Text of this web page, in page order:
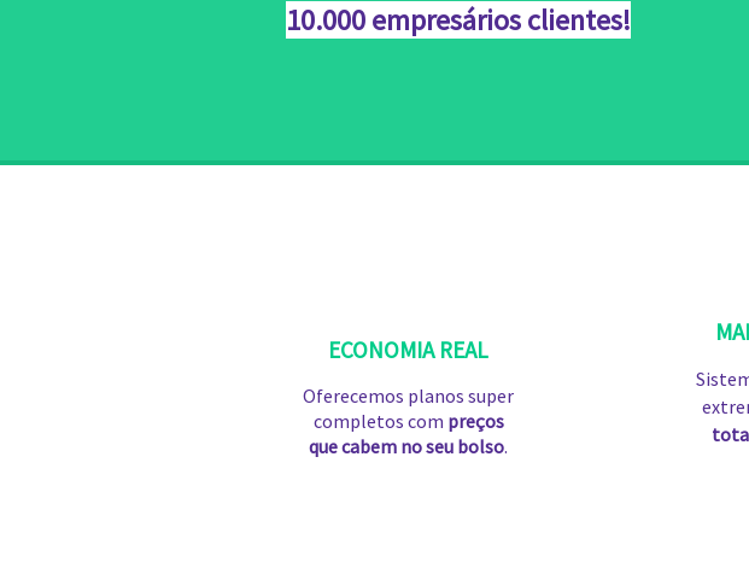
10.000 empresários clientes!
ECONOMIA REAL
Oferecemos planos super
completos com preços
que cabem no seu bolso.